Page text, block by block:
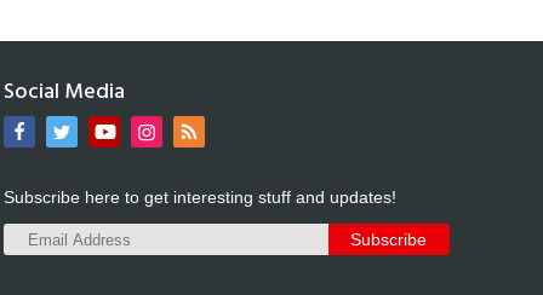
Social Media
Subscribe here to get interesting stuff and updates!